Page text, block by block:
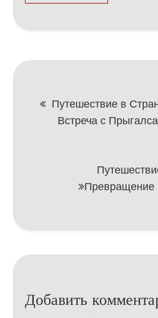
Навигация
записям
Путешествие в
Встреча с
Превращение
Добавить